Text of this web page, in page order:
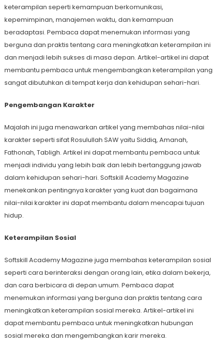
keterampilan seperti kemampuan berkomunikasi,
kepemimpinan, manajemen waktu, dan kemampuan
beradaptasi. Pembaca dapat menemukan informasi yang
berguna dan praktis tentang cara meningkatkan keterampilan ini
dan menjadi lebih sukses di masa depan. Artikel-artikel ini dapat
membantu pembaca untuk mengembangkan keterampilan yang
sangat dibutuhkan di tempat kerja dan kehidupan sehari-hari.
Pengembangan Karakter
Majalah ini juga menawarkan artikel yang membahas nilai-nilai
karakter seperti sifat Rosulullah SAW yaitu Siddiq, Amanah,
Fathonah, Tabligh. Artikel ini dapat membantu pembaca untuk
menjadi individu yang lebih baik dan lebih bertanggung jawab
dalam kehidupan sehari-hari. Softskill Academy Magazine
menekankan pentingnya karakter yang kuat dan bagaimana
nilai-nilai karakter ini dapat membantu dalam mencapai tujuan
hidup.
Keterampilan Sosial
Softskill Academy Magazine juga membahas keterampilan sosial
seperti cara berinteraksi dengan orang lain, etika dalam bekerja,
dan cara berbicara di depan umum. Pembaca dapat
menemukan informasi yang berguna dan praktis tentang cara
meningkatkan keterampilan sosial mereka. Artikel-artikel ini
dapat membantu pembaca untuk meningkatkan hubungan
sosial mereka dan mengembangkan karir mereka.